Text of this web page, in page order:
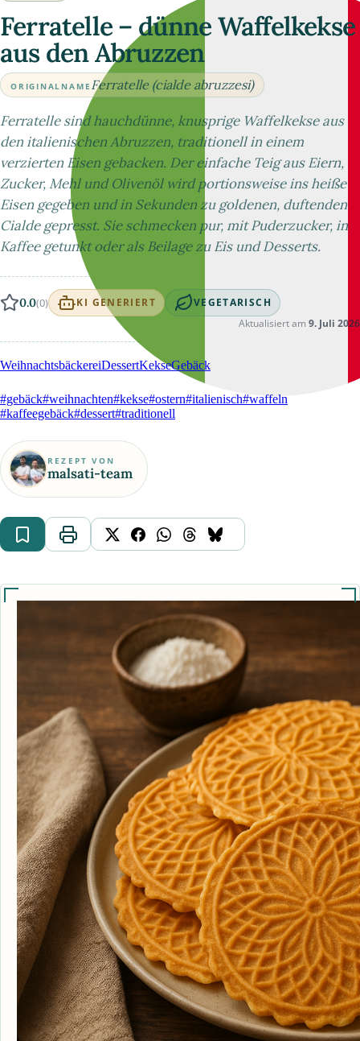
Ferratelle – dünne Waffelkekse
aus den Abruzzen
ORIGINALNAME Ferratelle (cialde abruzzesi)
Ferratelle sind hauchdünne, knusprige Waffelkekse aus
den italienischen Abruzzen, traditionell in einem
verzierten Eisen gebacken. Der einfache Teig aus Eiern,
Zucker, Mehl und Olivenöl wird portionsweise ins heiße
Eisen gegeben und in Sekunden zu goldenen, duftenden
Cialde gepresst. Sie schmecken pur, mit Puderzucker, in
Kaffee getunkt oder als Beilage zu Eis und Desserts.
0.0(0) KI GENERIERT VEGETARISCH
Aktualisiert am 9. Juli 2026
WeihnachtsbäckereiDessertKekseGebäck
#gebäck#weihnachten#kekse#ostern#italienisch#waffeln
#kaffeegebäck#dessert#traditionell
REZEPT VON
malsati-team